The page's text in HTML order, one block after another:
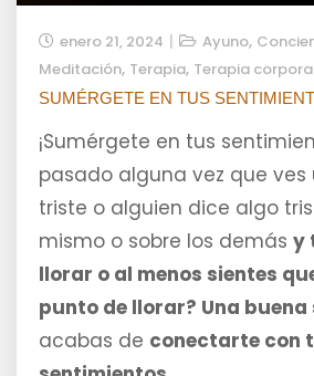
enero 21, 2024 Ayuno,
Meditación, Terapia, Terapia
SUMÉRGETE EN TUS
¡Sumérgete en tus
pasado alguna vez que
triste o alguien dice algo
mismo o sobre los demás y
llorar o al menos sientes
punto de llorar? Una buena
acabas de conectarte con